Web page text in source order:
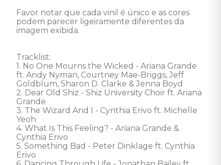
Favor notar que cada vinil é único e as cores
podem parecer ligeiramente diferentes da
imagem exibida.
Tracklist:
1. No One Mourns the Wicked - Ariana Grande
ft. Andy Nyman, Courtney Mae-Briggs, Jeff
Goldblum, Sharon D. Clarke & Jenna Boyd
2. Dear Old Shiz - Shiz University Choir ft. Ariana
Grande
3. The Wizard And I - Cynthia Erivo ft. Michelle
Yeoh
4. What Is This Feeling? - Ariana Grande &
Cynthia Erivo
5. Something Bad - Peter Dinklage ft. Cynthia
Erivo